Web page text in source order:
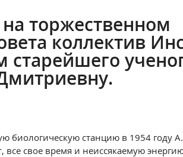
торжественном
коллектив
старейшего
биологическую станцию в 1954 году
все свое время и неиссякаемую